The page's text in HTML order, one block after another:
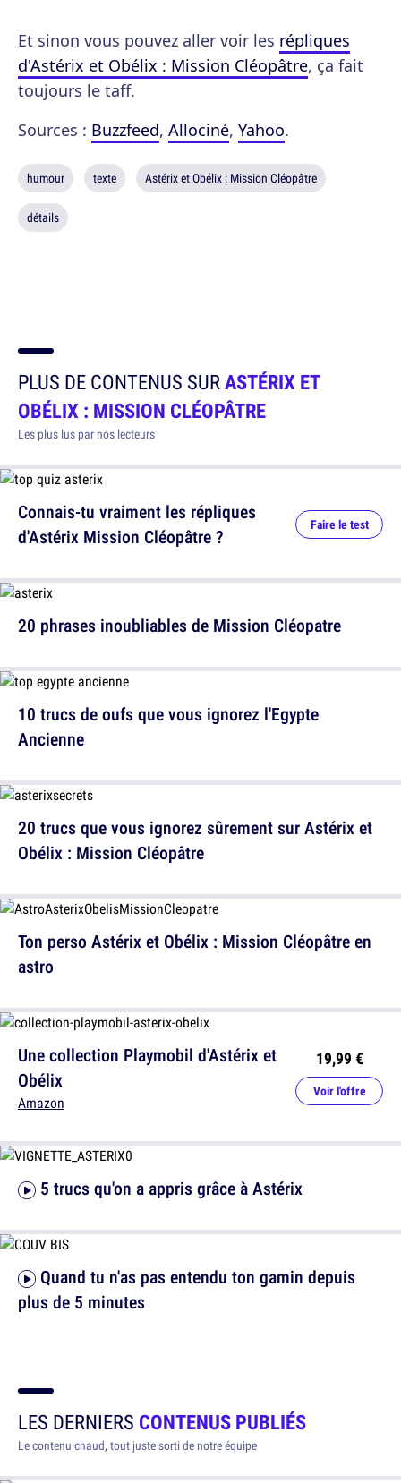
Et sinon vous pouvez aller voir les répliques
d'Astérix et Obélix : Mission Cléopâtre, ça fait
toujours le taff.
Sources : Buzzfeed, Allociné, Yahoo.
humour texte Astérix et Obélix : Mission Cléopâtre
détails
PLUS DE CONTENUS SURASTÉRIX ET
OBÉLIX : MISSION CLÉOPÂTRE
Les plus lus par nos lecteurs
Connais-tu vraiment les répliques
d'Astérix Mission Cléopâtre ?
Faire le test
10 trucs de oufs que vous ignorez l'Egypte
Ancienne
20 trucs que vous ignorez sûrement sur Astérix et
Obélix : Mission Cléopâtre
Une collection Playmobil d'Astérix et
Obélix
Amazon
19,99 €
Voir l'offre
plus de 5 minutes
20 phrases inoubliables de Mission Cléopatre
Ton perso Astérix et Obélix : Mission Cléopâtre en
astro
5 trucs qu'on a appris grâce à Astérix
LES DERNIERS CONTENUS PUBLIÉS
Le contenu chaud, tout juste sorti de notre équipe